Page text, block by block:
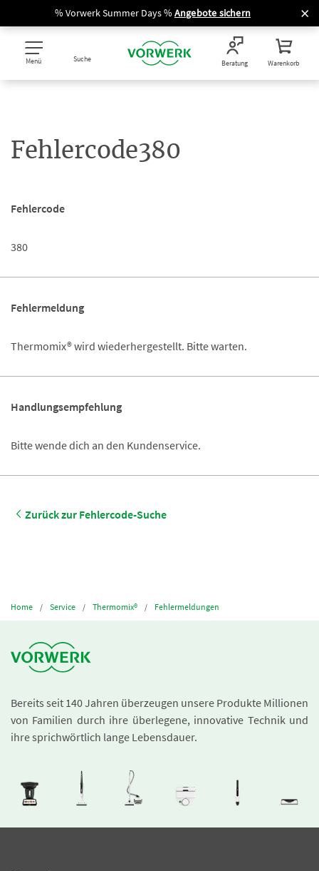
% Vorwerk Summer Days % Angebote sichern
Menü Suche Beratung Warenkorb
Fehlercode380
Fehlercode
380
Fehlermeldung
Thermomix® wird wiederhergestellt. Bitte warten.
Handlungsempfehlung
Bitte wende dich an den Kundenservice.
Zurück zur Fehlercode-Suche
Home Service Thermomix® Fehlermeldungen
Bereits seit 140 Jahren überzeugen unsere Produkte Millionen
von Familien durch ihre überlegene, innovative Technik und
ihre sprichwörtlich lange Lebensdauer.